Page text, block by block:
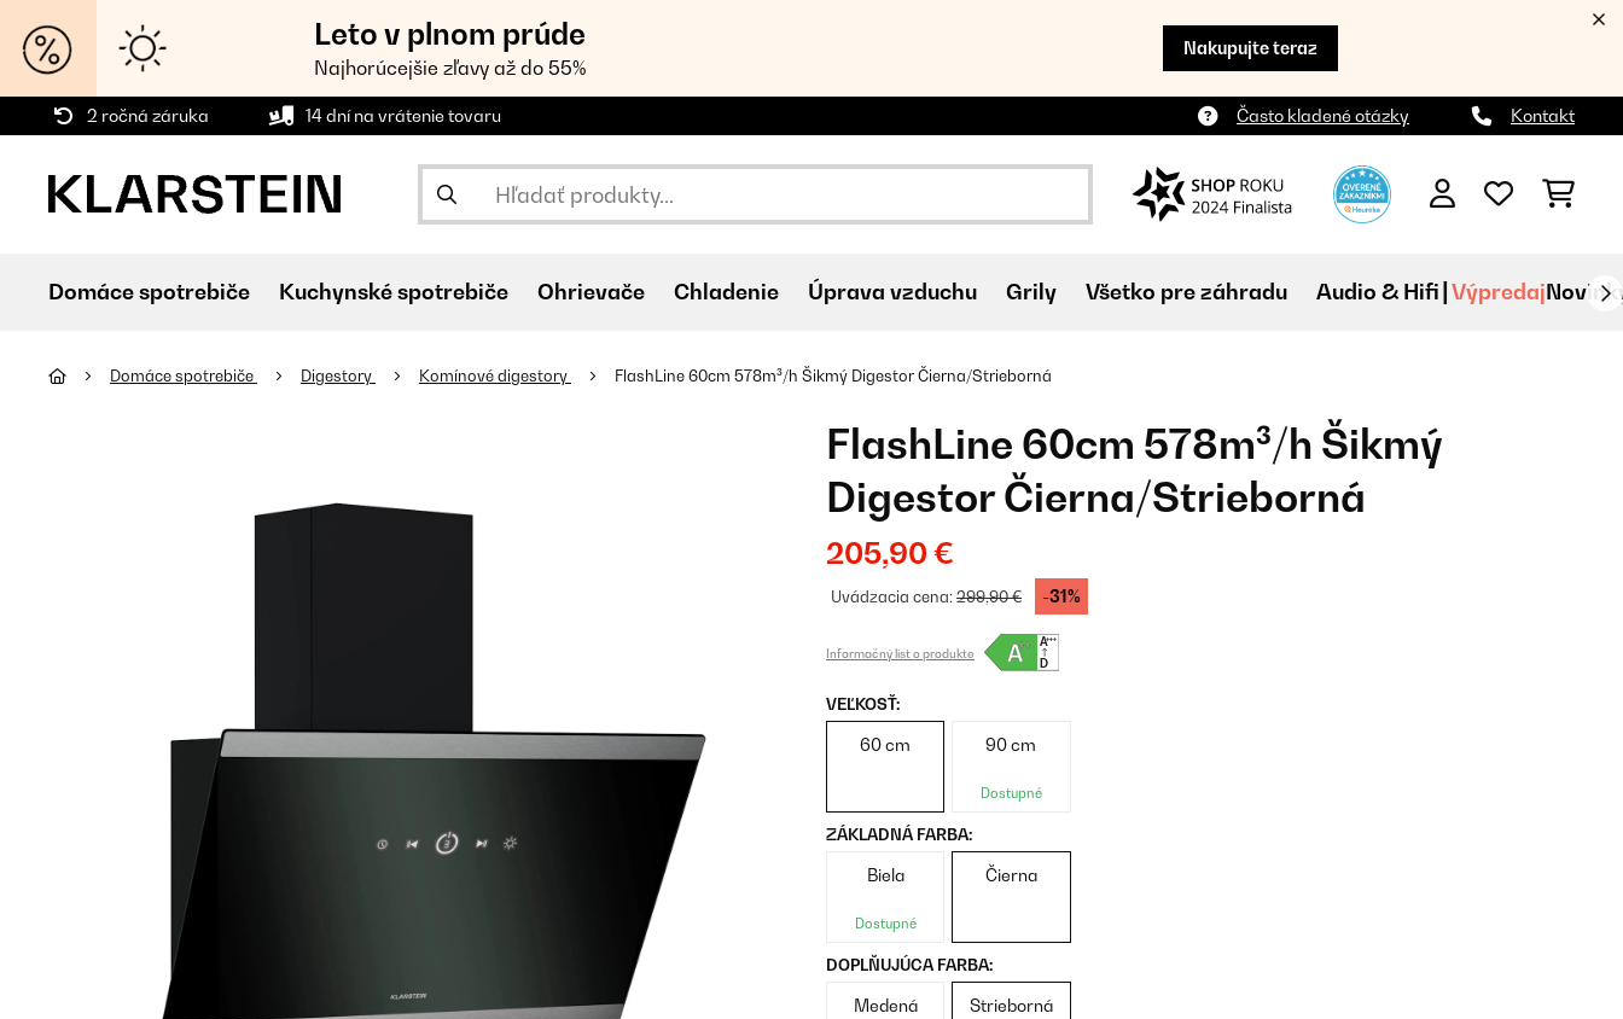
Leto v plnom prúde
Najhorúcejšie zľavy až do 55%
Nakupujte teraz
2 ročná záruka 14 dní na vrátenie tovaru Často kladené otázky Kontakt
Domáce spotrebiče Kuchynské spotrebiče Ohrievače Chladenie Úprava vzduchu Grily Všetko pre záhradu Audio & Hifi Výpredaj
Domáce spotrebiče Digestory Komínové digestory FlashLine 60cm 578m³/h Šikmý Digestor Čierna/Strieborná
FlashLine 60cm 578m³/h Šikmý
Digestor Čierna/Strieborná
205,90 €
Uvádzacia cena:299,90 € -31%
Informačný list o produkte
VEĽKOSŤ:
60 cm 90 cm
Dostupné
ZÁKLADNÁ FARBA:
Biela
Dostupné
Čierna
DOPLŇUJÚCA FARBA:
Medená Strieborná